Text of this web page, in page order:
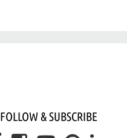
FOLLOW & SUBSCRIBE